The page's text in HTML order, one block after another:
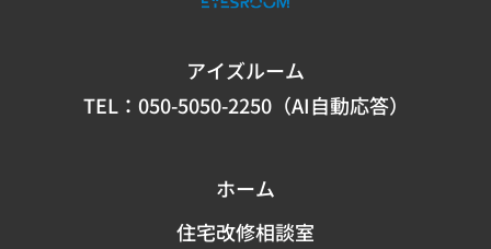
アイズルーム
TEL： 050-5050-2250（AI自動応答）
ホーム
住宅改修相談室